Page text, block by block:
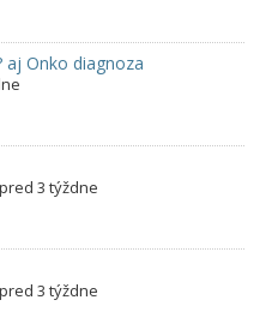
aj Onko diagnoza
pred 3 týždne
pred 3 týždne